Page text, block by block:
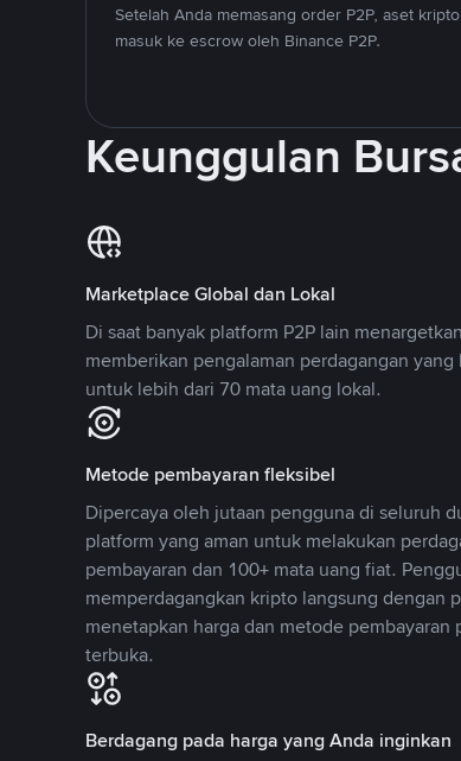
Setelah Anda memasang order P2P, aset
masuk ke escrow oleh Binance P2P.
Keunggulan
Marketplace Global dan Lokal
Di saat banyak platform P2P lain
memberikan pengalaman perdagangan
untuk lebih dari 70 mata uang lokal.
Metode pembayaran fleksibel
Dipercaya oleh jutaan pengguna di seluruh
platform yang aman untuk melakukan
pembayaran dan 100+ mata uang fiat.
memperdagangkan kripto langsung dengan
menetapkan harga dan metode
terbuka.
Berdagang pada harga yang Anda inginkan